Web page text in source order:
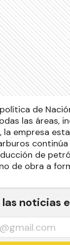
de
las áreas,
la empresa
de
de obra a
las noticias